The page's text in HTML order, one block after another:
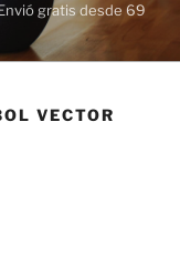
gratis desde 69
VECTOR